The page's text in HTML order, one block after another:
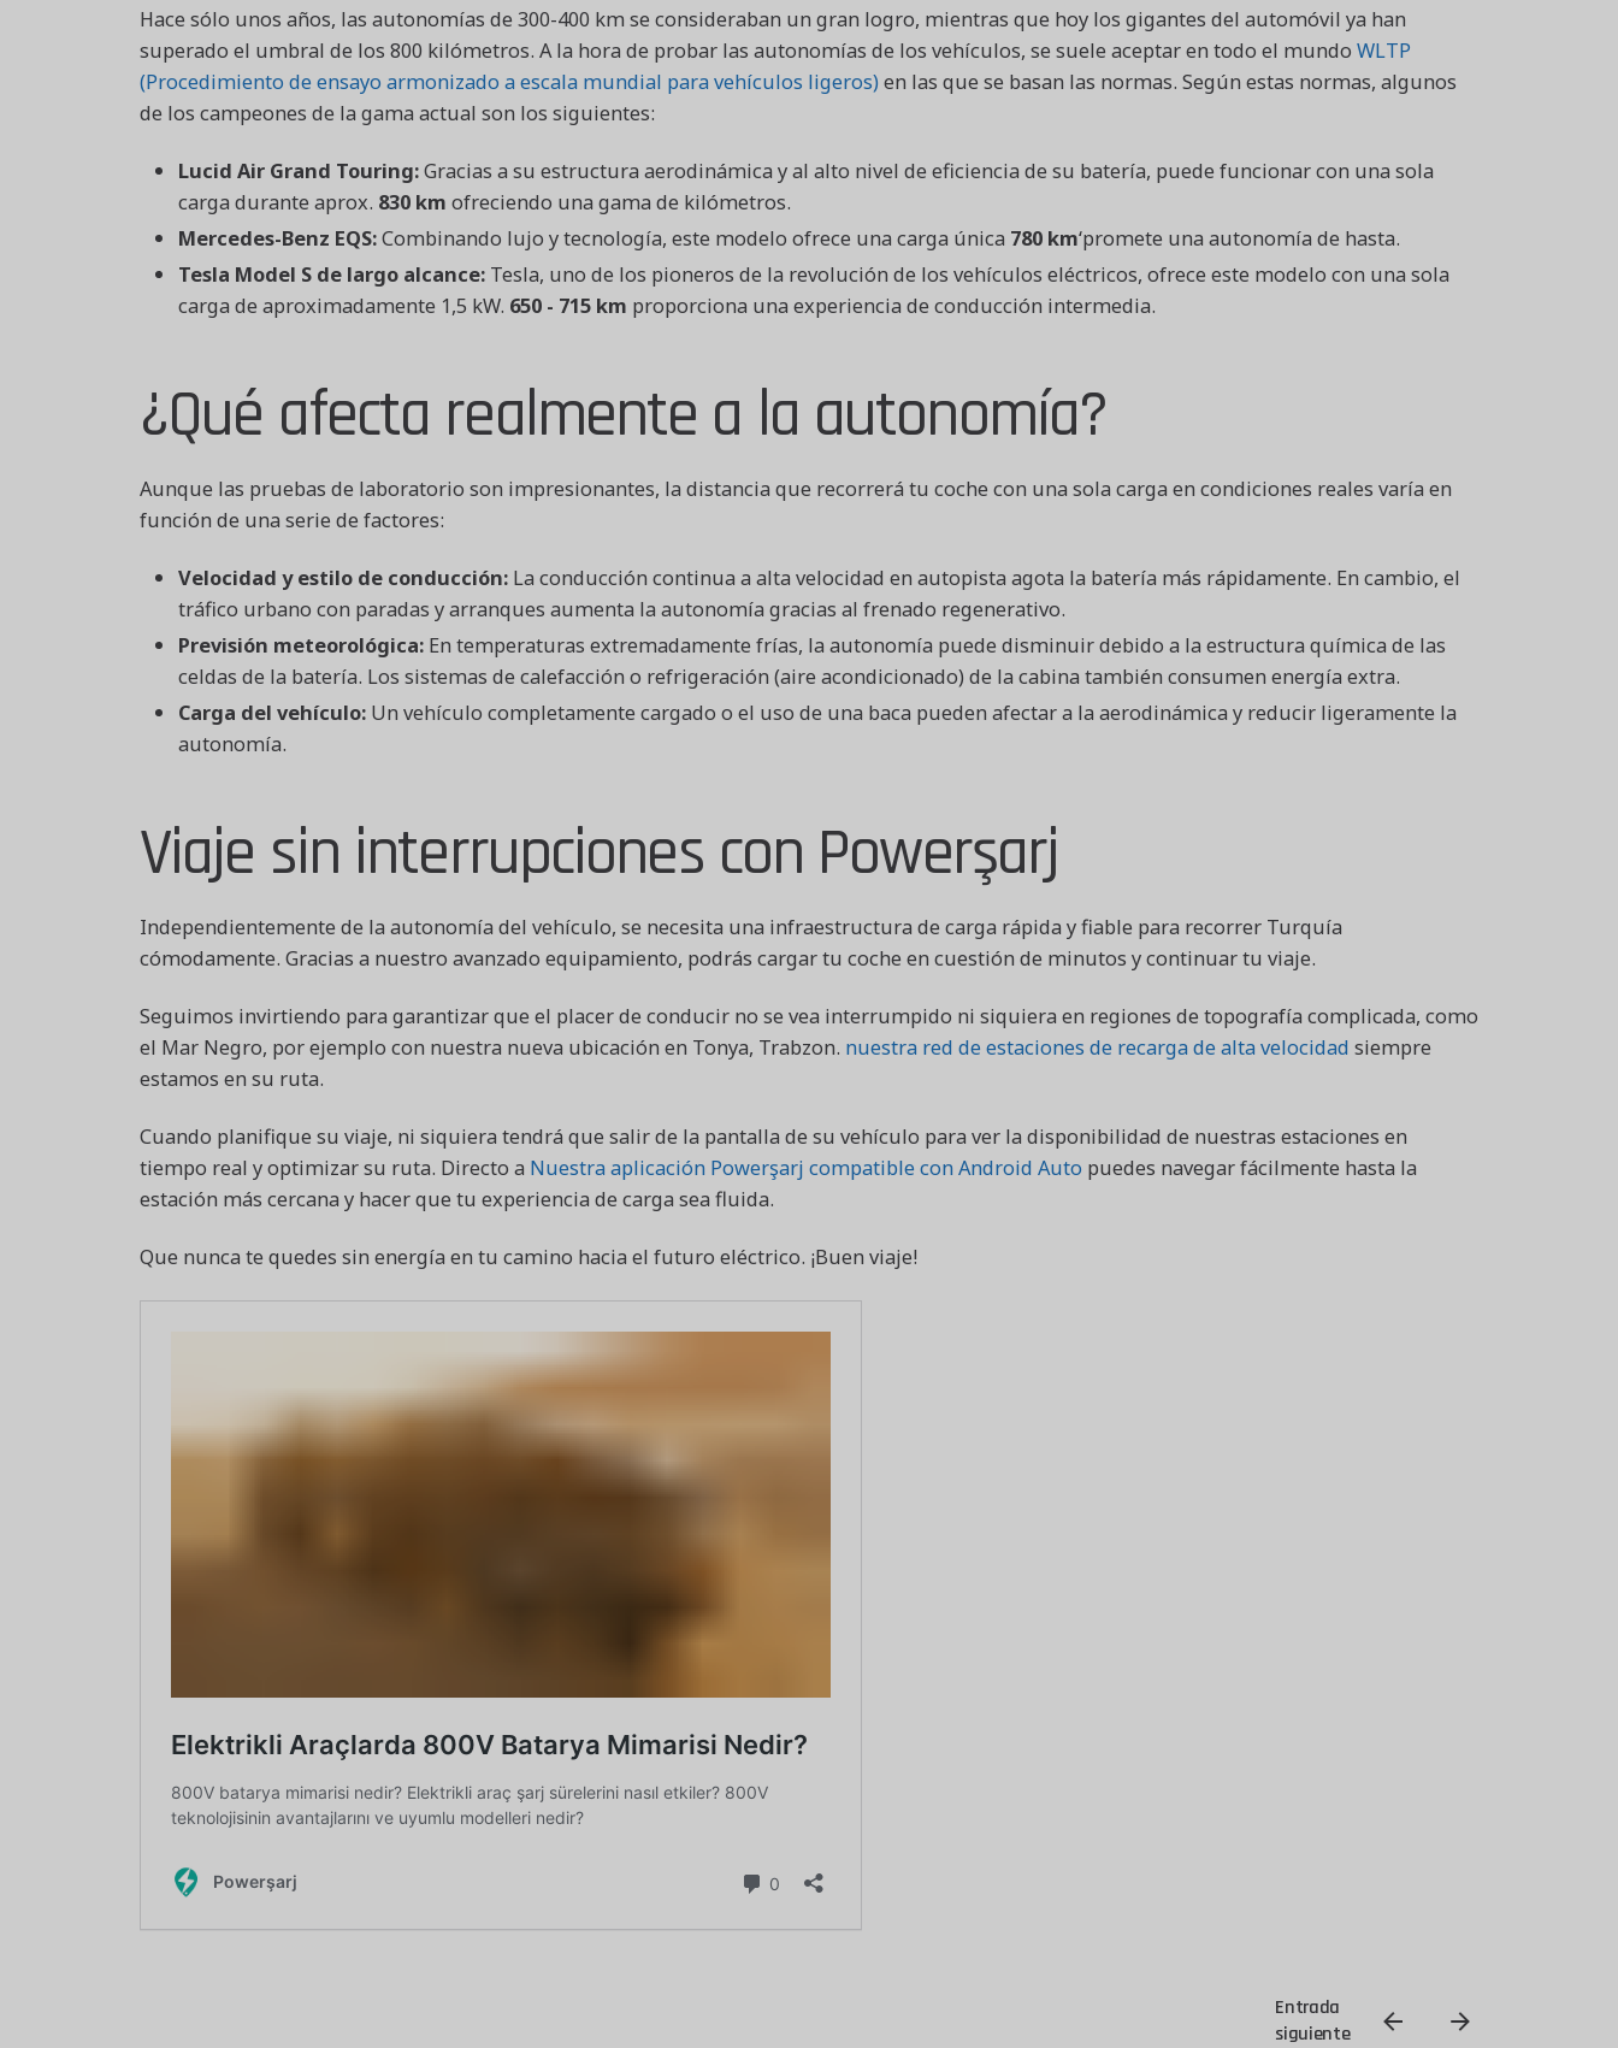
Hace sólo unos años, las autonomías de 300-400 km se consideraban un gran logro, mientras que hoy los gigantes del automóvil ya han
superado el umbral de los 800 kilómetros. A la hora de probar las autonomías de los vehículos, se suele aceptar en todo el mundo WLTP
(Procedimiento de ensayo armonizado a escala mundial para vehículos ligeros)en las que se basan las normas. Según estas normas, algunos
de los campeones de la gama actual son los siguientes:
Lucid Air Grand Touring:Gracias a su estructura aerodinámica y al alto nivel de eficiencia de su batería, puede funcionar con una sola
carga durante aprox. 830 km ofreciendo una gama de kilómetros.
Mercedes-Benz EQS:Combinando lujo y tecnología, este modelo ofrece una carga única 780 km‘promete una autonomía de hasta.
Tesla Model S de largo alcance: Tesla, uno de los pioneros de la revolución de los vehículos eléctricos, ofrece este modelo con una sola
carga de aproximadamente 1,5 kW. 650 - 715 km proporciona una experiencia de conducción intermedia.
¿Qué afecta realmente a la autonomía?
Aunque las pruebas de laboratorio son impresionantes, la distancia que recorrerá tu coche con una sola carga en condiciones reales varía en
función de una serie de factores:
Velocidad y estilo de conducción: La conducción continua a alta velocidad en autopista agota la batería más rápidamente. En cambio, el
tráfico urbano con paradas y arranques aumenta la autonomía gracias al frenado regenerativo.
Previsión meteorológica: En temperaturas extremadamente frías, la autonomía puede disminuir debido a la estructura química de las
celdas de la batería. Los sistemas de calefacción o refrigeración (aire acondicionado) de la cabina también consumen energía extra.
Carga del vehículo: Un vehículo completamente cargado o el uso de una baca pueden afectar a la aerodinámica y reducir ligeramente la
autonomía.
Viaje sin interrupciones con Powerşarj
Independientemente de la autonomía del vehículo, se necesita una infraestructura de carga rápida y fiable para recorrer Turquía
cómodamente. Gracias a nuestro avanzado equipamiento, podrás cargar tu coche en cuestión de minutos y continuar tu viaje.
Seguimos invirtiendo para garantizar que el placer de conducir no se vea interrumpido ni siquiera en regiones de topografía complicada, como
el Mar Negro, por ejemplo con nuestra nueva ubicación en Tonya, Trabzon. nuestra red de estaciones de recarga de alta velocidad siempre
estamos en su ruta.
Cuando planifique su viaje, ni siquiera tendrá que salir de la pantalla de su vehículo para ver la disponibilidad de nuestras estaciones en
tiempo real y optimizar su ruta. Directo a Nuestra aplicación Powerşarj compatible con Android Auto puedes navegar fácilmente hasta la
estación más cercana y hacer que tu experiencia de carga sea fluida.
Que nunca te quedes sin energía en tu camino hacia el futuro eléctrico. ¡Buen viaje!
Entrada
siguiente